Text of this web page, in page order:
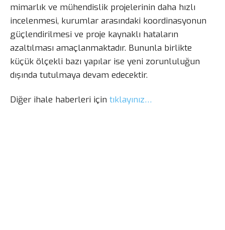
mimarlık ve mühendislik projelerinin daha hızlı
incelenmesi, kurumlar arasındaki koordinasyonun
güçlendirilmesi ve proje kaynaklı hataların
azaltılması amaçlanmaktadır. Bununla birlikte
küçük ölçekli bazı yapılar ise yeni zorunluluğun
dışında tutulmaya devam edecektir.
Diğer ihale haberleri için tıklayınız…